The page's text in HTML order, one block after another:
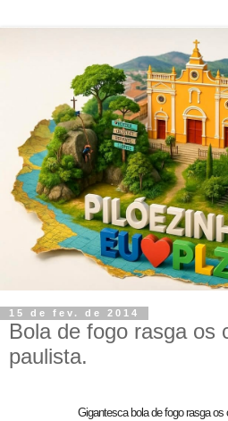
15 de fev. de 2014
Bola de fogo rasga os
paulista.
Gigantesca bola de fogo rasga os